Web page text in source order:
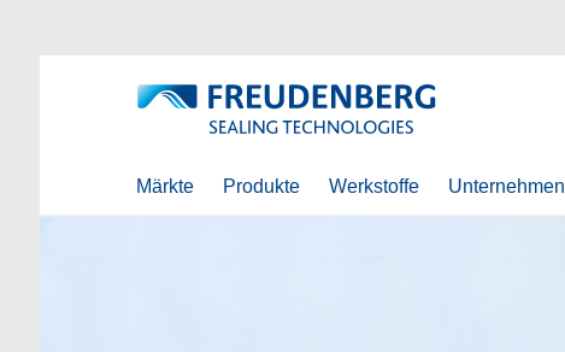
Märkte Produkte Werkstoffe Unternehmen